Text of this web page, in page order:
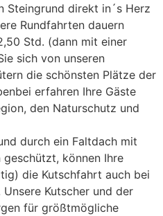
Steingrund direkt in´s Herz
Rundfahrten dauern
Std. (dann mit einer
sich von unseren
die schönsten Plätze der
erfahren Ihre Gäste
den Naturschutz und
durch ein Faltdach mit
können Ihre
die Kutschfahrt auch bei
Kutscher und der
für größtmögliche